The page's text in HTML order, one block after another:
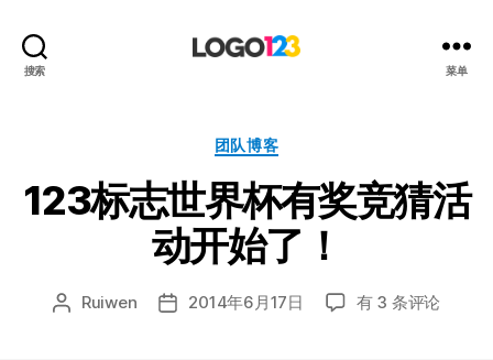
搜索
设
计
博
客
菜单
分
团队博客
123标志世界杯有奖竞猜活
动开始了！
文 Ruiwen
发 2014年6月17日
123
有 3 条评论